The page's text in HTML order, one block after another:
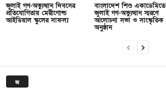
জুলাই গণ-অভ্যুত্থান দিবসের
প্রতিযোগিতায় মেরীগোল্ড
আইডিয়াল স্কুলের সাফল্য
বাংলাদেশ শিশু একাডেমিতে
জুলাই গণ-অভ্যুত্থান স্মরণে
আলোচনা সভা ও সাংস্কৃতিক
অনুষ্ঠান
জ